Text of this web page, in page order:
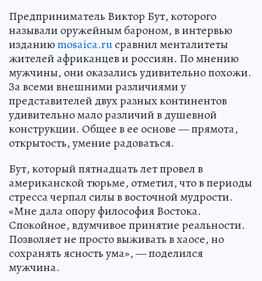
Предприниматель Виктор Бут, которого
называли оружейным бароном, в интервью
изданиюmosaica.ruсравнил менталитеты
жителей африканцев и россиян. По мнению
мужчины, они оказались удивительно похожи.
За всеми внешними различиями у
представителей двух разных континентов
удивительно мало различий в душевной
конструкции. Общее в ее основе — прямота,
открытость, умение радоваться.
Бут, который пятнадцать лет провел в
американской тюрьме, отметил, что в периоды
стресса черпал силы в восточной мудрости.
«Мне дала опору философия Востока.
Спокойное, вдумчивое принятие реальности.
Позволяет не просто выживать в хаосе, но
сохранять ясность ума», — поделился
мужчина.